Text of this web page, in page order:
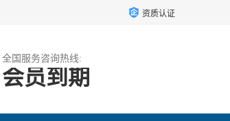
资质认证
全国服务咨询热线:
会员到期